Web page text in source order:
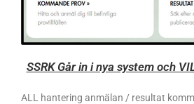
SSRK Går in i nya system och
ALL hantering anmälan / resultat